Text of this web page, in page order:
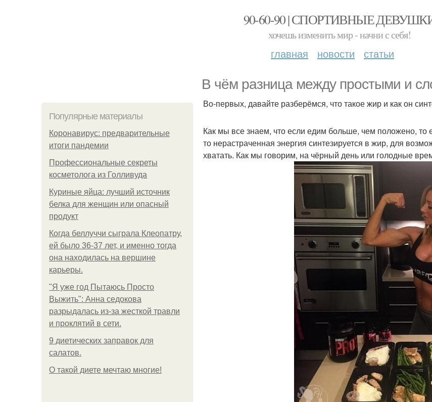
90-60-90 | СПОРТИВНЫЕ
хочешь изменить мир - начни с себя!
главная новости статьи
В чём разница между простыми и
Популярные материалы
Коронавирус: предварительные
итоги пандемии
Профессиональные секреты
косметолога из Голливуда
Куриные яйца: лучший источник
белка для женщин или опасный
продукт
Когда беллуччи сыграла Клеопатру,
ей было 36-37 лет, и именно тогда
она находилась на вершине
карьеры.
"Я уже год Пытаюсь Просто
Выжить": Анна седокова
разрыдалась из-за жесткой травли
и проклятий в сети.
9 диетических заправок для
салатов.
О такой диете мечтаю многие!
Во-первых, давайте разберёмся, что такое жир и как он
Как мы все знаем, что если едим больше, чем положено, то
то нерастраченная энергия синтезируется в жир, для
хватать. Как мы говорим, на чёрный день или голодные